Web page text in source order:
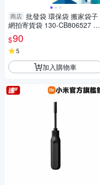
商店 批發袋 環保袋 搬家袋子
網拍寄貨袋 130-CB806527 收
納購物袋 打包袋 無紡布袋 拉鍊
購物袋 裝貨袋
$90
5
加入購物車